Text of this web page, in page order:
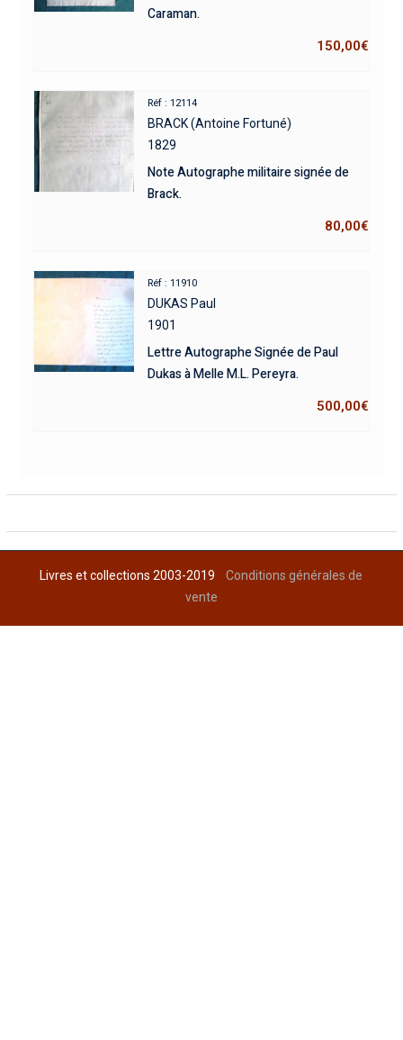
Caraman.
150,00€
Réf : 12114
BRACK (Antoine Fortuné)
1829
Note Autographe militaire signée de
Brack.
80,00€
Réf : 11910
DUKAS Paul
1901
Lettre Autographe Signée de Paul
Dukas à Melle M.L. Pereyra.
500,00€
Livres et collections 2003-2019Conditions générales de
vente